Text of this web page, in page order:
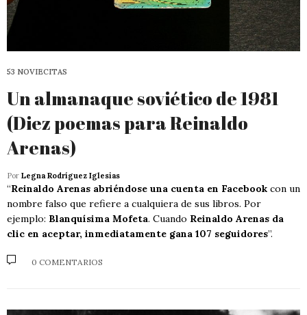
53 NOVIECITAS
Un almanaque soviético de 1981
(Diez poemas para Reinaldo
Arenas)
Por Legna Rodríguez Iglesias
“Reinaldo Arenas abriéndose una cuenta en Facebook con un
nombre falso que refiere a cualquiera de sus libros. Por
ejemplo: Blanquísima Mofeta. Cuando Reinaldo Arenas da
clic en aceptar, inmediatamente gana 107 seguidores”.
0 COMENTARIOS